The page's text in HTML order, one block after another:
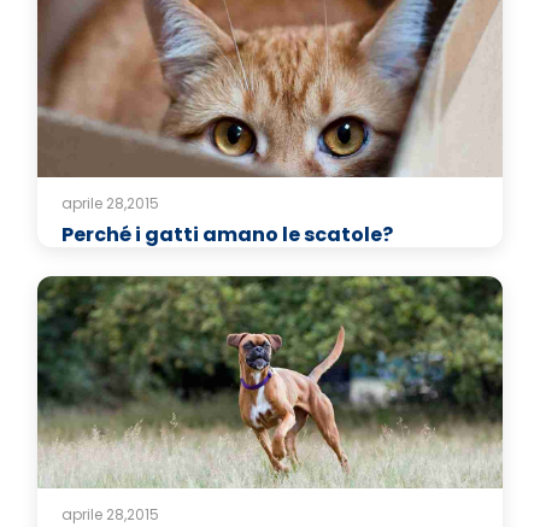
aprile 28,2015
Perché i gatti amano le scatole?
aprile 28,2015